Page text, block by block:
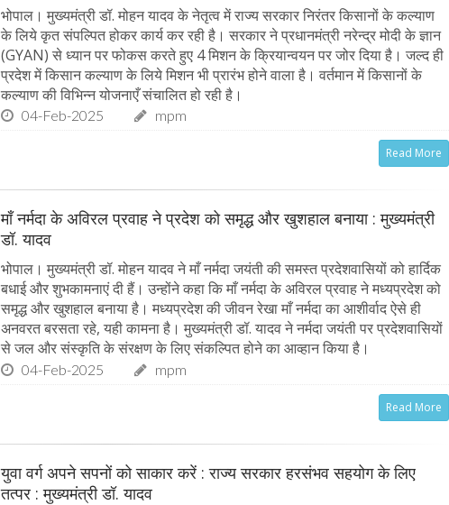
भोपाल। मुख्यमंत्री डॉ. मोहन यादव के नेतृत्व में राज्य सरकार निरंतर किसानों के कल्याण
के लिये कृत संपल्पित होकर कार्य कर रही है। सरकार ने प्रधानमंत्री नरेन्द्र मोदी के ज्ञान
(GYAN) से ध्यान पर फोकस करते हुए 4 मिशन के क्रियान्वयन पर जोर दिया है। जल्द ही
प्रदेश में किसान कल्याण के लिये मिशन भी प्रारंभ होने वाला है। वर्तमान में किसानों के
कल्याण की विभिन्न योजनाएँ संचालित हो रही है।
04-Feb-2025 mpm
Read More
माँ नर्मदा के अविरल प्रवाह ने प्रदेश को समृद्ध और खुशहाल बनाया : मुख्यमंत्री
डॉ. यादव
भोपाल। मुख्यमंत्री डॉ. मोहन यादव ने माँ नर्मदा जयंती की समस्त प्रदेशवासियों को हार्दिक
बधाई और शुभकामनाएं दी हैं। उन्होंने कहा कि माँ नर्मदा के अविरल प्रवाह ने मध्यप्रदेश को
समृद्ध और खुशहाल बनाया है। मध्यप्रदेश की जीवन रेखा माँ नर्मदा का आशीर्वाद ऐसे ही
अनवरत बरसता रहे, यही कामना है। मुख्यमंत्री डॉ. यादव ने नर्मदा जयंती पर प्रदेशवासियों
से जल और संस्कृति के संरक्षण के लिए संकल्पित होने का आव्हान किया है।
04-Feb-2025 mpm
Read More
युवा वर्ग अपने सपनों को साकार करें : राज्य सरकार हरसंभव सहयोग के लिए
तत्पर : मुख्यमंत्री डॉ. यादव
Beauty Tips | बादाम और एलोवेरा जेल से आसानी से
घर पर ही बनाएं काजल और मॉइश्चराइजर